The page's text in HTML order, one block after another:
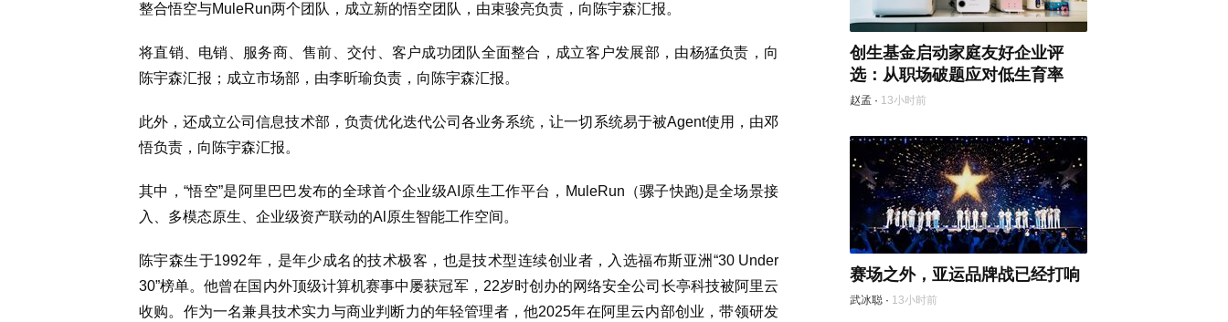
整合悟空与MuleRun两个团队，成立新的悟空团队，由束骏亮负责，向 陈宇森汇报。
将直销、电销、服务商、售前、交付、客户成功团队全面整合，成立客户发展部，由杨猛负责，向
陈宇森汇报； 成立市场部，由李昕瑜负责，向 陈宇森汇报。
此外，还成立公司信息技术部，负责优化迭代公司各业务系统，让一切系统易于被Agent使用，由邓
悟负责， 向 陈宇森汇报。
其中，“悟空”是阿里巴巴发布的全球首个企业级AI原生工作平台，MuleRun（骡子快跑)是全场景接
入、多模态原生、企业级资产联动的Al原生智能工作空间。
陈宇森生于1992年，是年少成名的技术极客，也是技术型连续创业者，入选福布斯亚洲“30 Under
30”榜单。他曾在国内外顶级计算机赛事中屡获冠军，22岁时创办的网络安全公司长亭科技被阿里云
收购。作为一名兼具技术实力与商业判断力的年轻管理者，他2025年在阿里云内部创业，带领研发
创生基金启动家庭友好企业评
选：从职场破题应对低生育率
赵孟 · 13小时前
赛场之外，亚运品牌战已经打响
武冰聪 · 13小时前